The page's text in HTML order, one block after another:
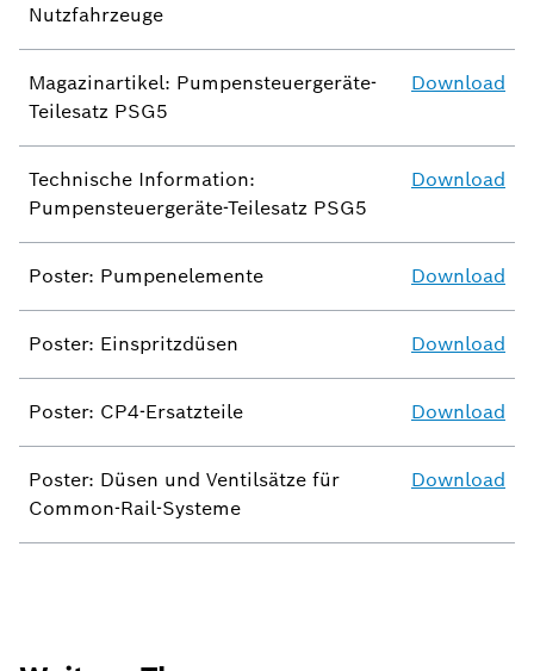
Nutzfahrzeuge
Magazinartikel: Pumpensteuergeräte-
Teilesatz PSG5
Download
Technische Information:
Pumpensteuergeräte-Teilesatz PSG5
Download
Poster: Pumpenelemente Download
Poster: Einspritzdüsen Download
Poster: CP4-Ersatzteile Download
Poster: Düsen und Ventilsätze für
Common-Rail-Systeme
Download